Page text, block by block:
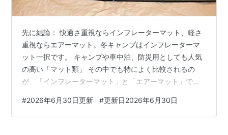
先に結論： 快適さ重視ならインフレーターマット、軽さ
重視ならエアーマット。冬キャンプはインフレーターマ
ット一択です。 キャンプや車中泊、防災用としても人気
の高い「マット類」 その中でも特によく比較されるの
が、「インフレーターマット」と「エアーマット」で
睡眠をサポートしてくれるギアですが、それぞれにメリ
ット・デメリットがあり、使うシーンや好みによっても
#2026年6月30日更新 #更新日2026年6月30日